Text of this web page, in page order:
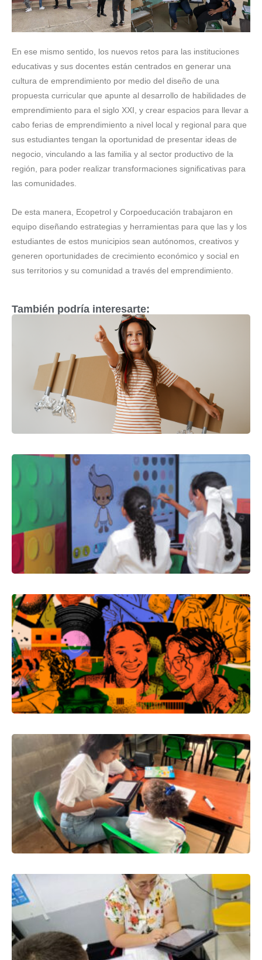
En ese mismo sentido, los nuevos retos para las instituciones
educativas y sus docentes están centrados en generar una
cultura de emprendimiento por medio del diseño de una
propuesta curricular que apunte al desarrollo de habilidades de
emprendimiento para el siglo XXI, y crear espacios para llevar a
cabo ferias de emprendimiento a nivel local y regional para que
sus estudiantes tengan la oportunidad de presentar ideas de
negocio, vinculando a las familia y al sector productivo de la
región, para poder realizar transformaciones significativas para
las comunidades.
De esta manera, Ecopetrol y Corpoeducación trabajaron en
equipo diseñando estrategias y herramientas para que las y los
estudiantes de estos municipios sean autónomos, creativos y
generen oportunidades de crecimiento económico y social en
sus territorios y su comunidad a través del emprendimiento.
También podría interesarte: